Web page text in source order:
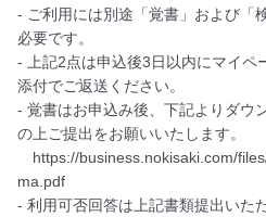
- ご利用には別途「覚書」および「
必要です。
- 上記2点は申込後3日以内にマイペ
添付でご返送ください。
- 覚書はお申込み後、下記よりダウ
の上ご提出をお願いいたします。
https://business.nokisaki.com/
ma.pdf
- 利用可否回答は上記書類提出いた